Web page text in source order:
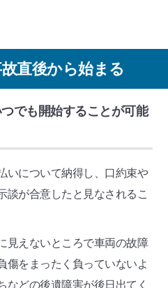
直後から始まる
でも開始することが可能
いについて納得し、口約束や
談が合意したと見なされるこ
見えないところで車両の故障
傷をまったく負っていないよ
などの後遺障害が後日出てく